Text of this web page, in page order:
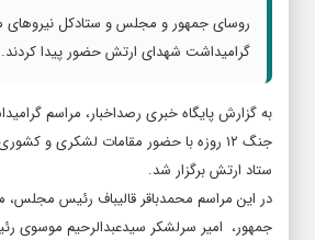
روسای جمهور و مجلس و ستادکل نیروهای
گرامیداشت شهدای ارتش حضور پیدا کردند.
جنگ ۱۲ روزه با حضور مقامات لشکری و
ستاد ارتش برگزار شد.
در این مراسم محمدباقر قالیباف رئیس
جمهور، امیر سرلشکر سیدعبدالرحیم موسوی